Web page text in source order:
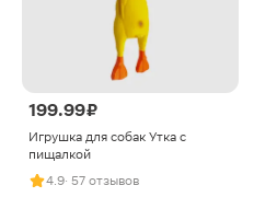
199.99 ₽
Игрушка для собак Утка с
пищалкой
4.9· 57 отзывов